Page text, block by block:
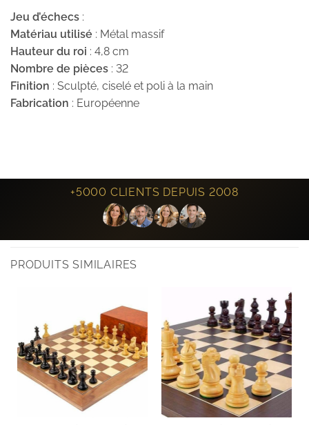
Jeu d’échecs :
Matériau utilisé : Métal massif
Hauteur du roi : 4,8 cm
Nombre de pièces : 32
Finition : Sculpté, ciselé et poli à la main
Fabrication : Européenne
+5000 CLIENTS DEPUIS 2008
PRODUITS SIMILAIRES